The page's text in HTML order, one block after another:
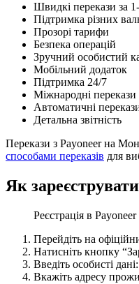
Швидкі перекази за
Підтримка різних
Прозорі тарифи
Безпека операцій
Зручний особистий
Мобільний додаток
Підтримка 24/7
Міжнародні перекази
Автоматичні
Детальна звітність
Перекази з Payoneer на
способами переказів для
Як
Реєстрація в
Перейдіть на
Натисніть кнопку
Введіть особисті
Вкажіть адресу